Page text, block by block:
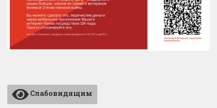
Слабовидящим